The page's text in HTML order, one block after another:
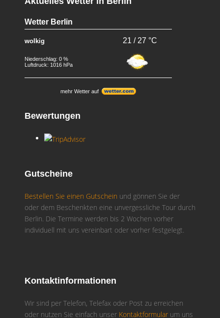
Wetter Berlin
wolkig 21 / 27 °C
Niederschlag: 0 %
Luftdruck: 1016 hPa
mehr Wetter auf
Bewertungen
Gutscheine
Bestellen Sie einen Gutschein und gönnen Sie der
oder dem Beschenkten eine unvergessliche Tour durch
Berlin. Die Termine werden bis 2 Wochen vorher
individuell mit uns vereinbart oder vorher festgelegt.
Kontaktinformationen
Wir sind per Telefon, Telefax oder Post zu erreichen
oder nutzen Sie einfach unser Kontaktformular um uns